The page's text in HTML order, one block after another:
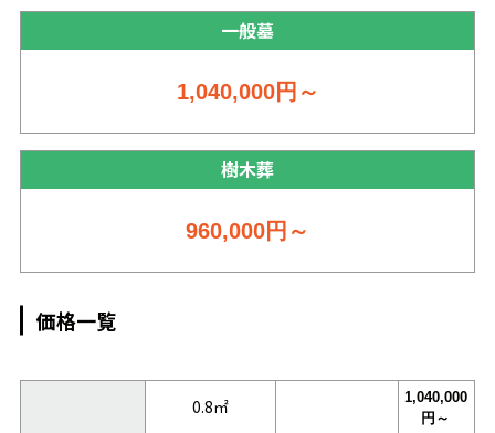
一般墓
1,040,000円～
樹木葬
960,000円～
価格一覧
0.8㎡
1,040,000
円～